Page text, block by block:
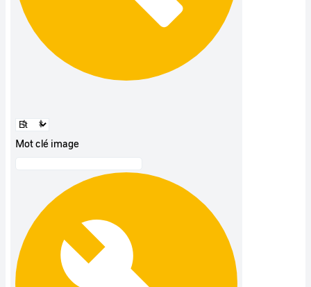
Mot clé image